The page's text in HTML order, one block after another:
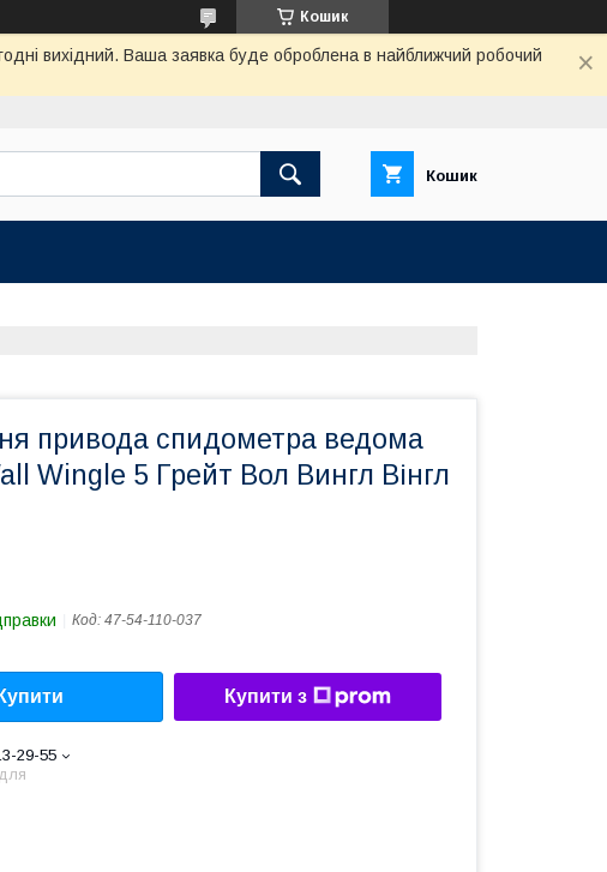
Кошик
вихідний. Ваша заявка буде оброблена в найближчий робочий
Кошик
привода спидометра ведома
Wingle 5 Грейт Вол Вингл Вінгл
Код: 47-54-110-037
Купити Купити з
29-55